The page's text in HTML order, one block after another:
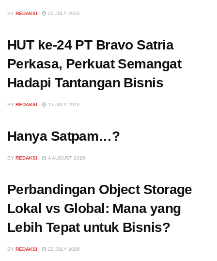
BY REDAKSI 22 JULY 2026
HUT ke-24 PT Bravo Satria
Perkasa, Perkuat Semangat
Hadapi Tantangan Bisnis
BY REDAKSI 13 JULY 2026
Hanya Satpam…?
BY REDAKSI 4 AUGUST 2026
Perbandingan Object Storage
Lokal vs Global: Mana yang
Lebih Tepat untuk Bisnis?
BY REDAKSI 22 JULY 2026